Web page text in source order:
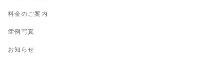
料金のご案内
症例写真
お知らせ